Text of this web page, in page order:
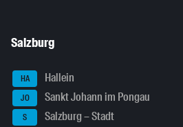
Salzburg
HA Hallein
JO Sankt Johann im Pongau
S Salzburg – Stadt